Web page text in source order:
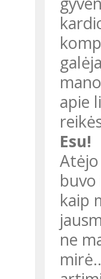
apie
Esu!
buvo
kaip
ne